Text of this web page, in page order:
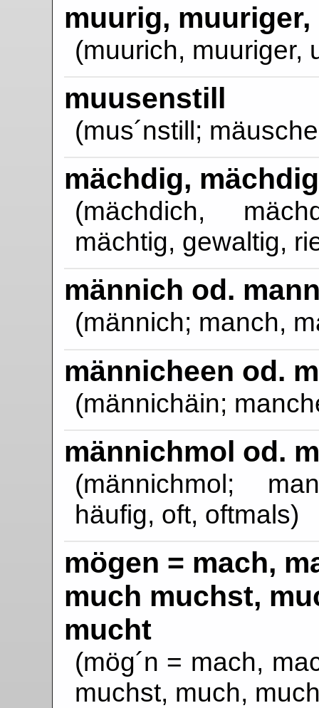
muurig,
(muurich, muuriger,
muusenstill
(mus´nstill;
mächdig,
(mächdich,
mächtig, gewaltig,
männich od.
(männich; manch,
männicheen od.
(männichäin;
männichmol od.
(männichmol;
häufig, oft, oftmals)
mögen = mach,
much muchst,
mucht
(mög´n = mach,
muchst, much,